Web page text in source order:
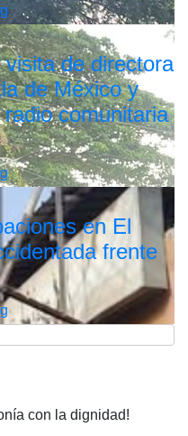
de directora
de México y
comunitaria
en El
frente
con la dignidad!